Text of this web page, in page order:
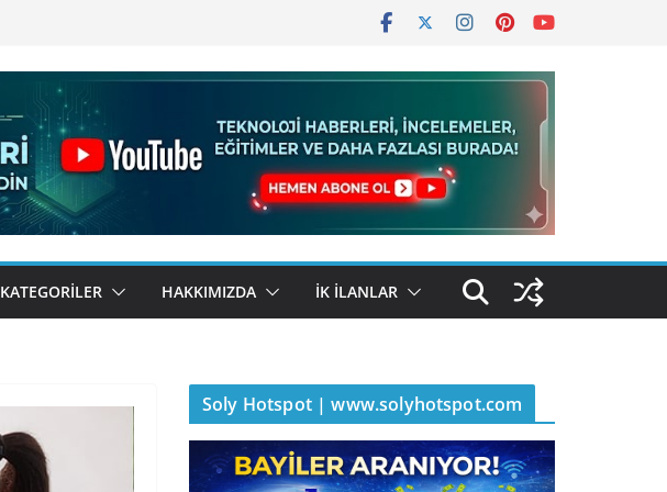
KATEGORILER HAKKIMIZDA İK İLANLAR
Soly Hotspot | www.solyhotspot.com